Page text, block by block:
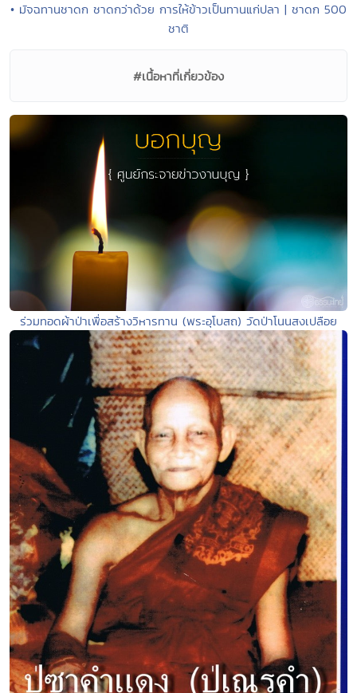
• มัจฉทานชาดก ชาดกว่าด้วย การให้ข้าวเป็นทานแก่ปลา | ชาดก 500
ชาติ
#เนื้อหาที่เกี่ยวข้อง
ร่วมทอดผ้าป่าเพื่อสร้างวิหารทาน (พระอุโบสถ) วัดป่าโนนสงเปลือย